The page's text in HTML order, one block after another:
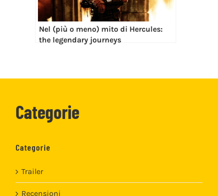
Nel (più o meno) mito di Hercules:
the legendary journeys
Categorie
Categorie
Trailer
Recensioni